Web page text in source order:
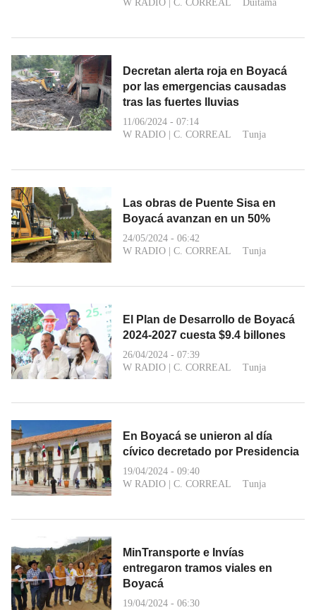
W RADIO C. CORREAL Duitama
Decretan alerta roja en Boyacá
por las emergencias causadas
tras las fuertes lluvias
11/06/2024 - 07:14
W RADIO
C. CORREAL Tunja
Las obras de Puente Sisa en
Boyacá avanzan en un 50%
24/05/2024 - 06:42
W RADIO
C. CORREAL Tunja
El Plan de Desarrollo de Boyacá
2024-2027 cuesta $9.4 billones
26/04/2024 - 07:39
W RADIO
C. CORREAL Tunja
En Boyacá se unieron al día
cívico decretado por Presidencia
19/04/2024 - 09:40
W RADIO
C. CORREAL Tunja
MinTransporte e Invías
entregaron tramos viales en
Boyacá
19/04/2024 - 06:30